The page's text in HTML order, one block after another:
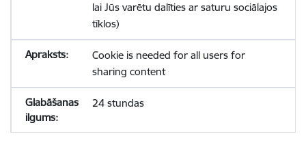
lai Jūs varētu dalīties ar saturu sociālajos
tīklos)
Cookie is needed for all users for
sharing content
24 stundas